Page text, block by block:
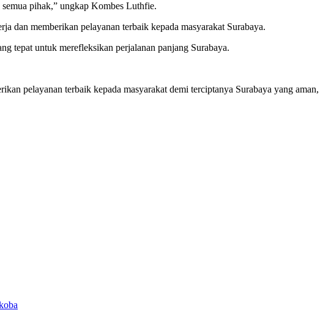
pihak,” ungkap Kombes Luthfie.
dan memberikan pelayanan terbaik kepada masyarakat Surabaya.
tepat untuk merefleksikan perjalanan panjang Surabaya.
pelayanan terbaik kepada masyarakat demi terciptanya Surabaya yang aman,